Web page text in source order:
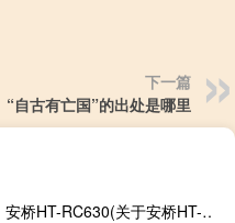
下一篇
“自古有亡国”的出处是哪里
安桥HT-RC630(关于安桥HT-RC630简述)